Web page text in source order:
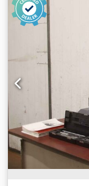
入れて点検できま
いる。 こちらで分
状態で検査 お支